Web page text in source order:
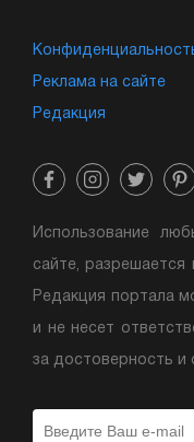
Реклама на сайте
Редакция
Использование
сайте, разрешается
Редакция портала
и не несет
за достоверность